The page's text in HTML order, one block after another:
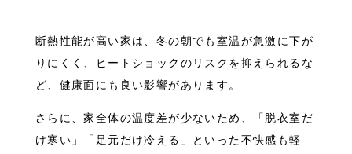
断熱性能が高い家は、冬の朝でも室温が急激に下が
りにくく、ヒートショックのリスクを抑えられるな
ど、健康面にも良い影響があります。
さらに、家全体の温度差が少ないため、「脱衣室だ
け寒い」「足元だけ冷える」といった不快感も軽